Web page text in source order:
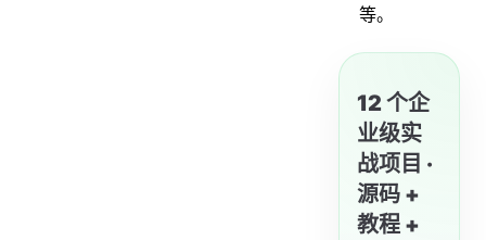
等。
12 个企
业级实
战项目 ·
源码 +
教程 +